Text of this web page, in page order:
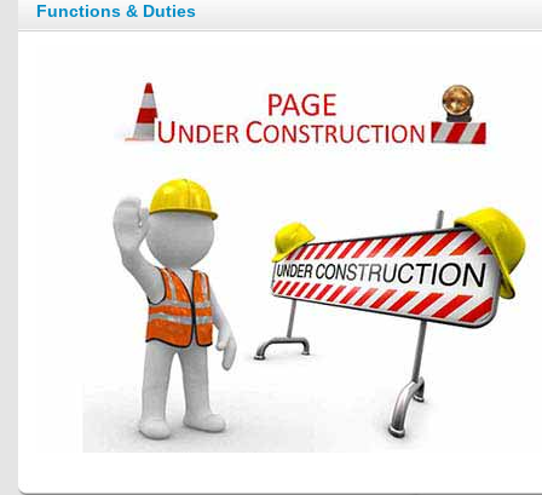
Functions & Duties